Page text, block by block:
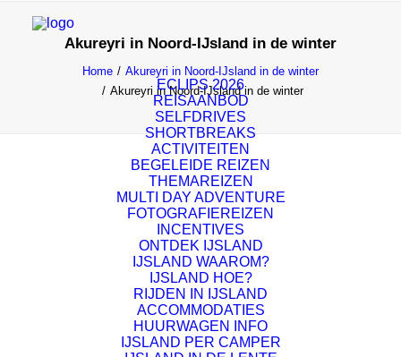
ECLIPS 2026
REISAANBOD
SELFDRIVES
SHORTBREAKS
ACTIVITEITEN
BEGELEIDE REIZEN
THEMAREIZEN
MULTI DAY ADVENTURE
FOTOGRAFIEREIZEN
INCENTIVES
ONTDEK IJSLAND
IJSLAND WAAROM?
IJSLAND HOE?
RIJDEN IN IJSLAND
ACCOMMODATIES
HUURWAGEN INFO
IJSLAND PER CAMPER
Akureyri in Noord-IJsland in de winter
Home
Akureyri in Noord-IJsland in de winter
Akureyri in Noord-IJsland in de winter